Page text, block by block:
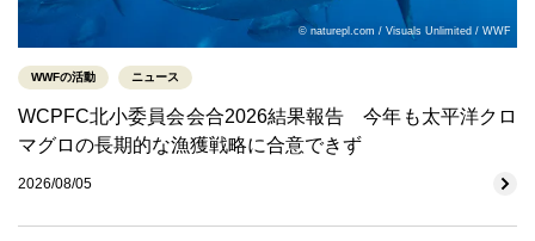
© naturepl.com / Visuals Unlimited / WWF
WWFの活動 ニュース
WCPFC北小委員会会合2026結果報告 今年も太平洋クロ
マグロの長期的な漁獲戦略に合意できず
2026/08/05